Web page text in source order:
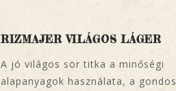
RIZMAJER VILÁGOS LÁGER
A jó világos sör titka a minőségi
alapanyagok használata, a gondos